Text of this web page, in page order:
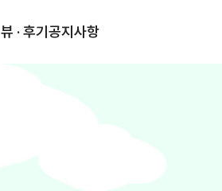
· 후기 공지사항